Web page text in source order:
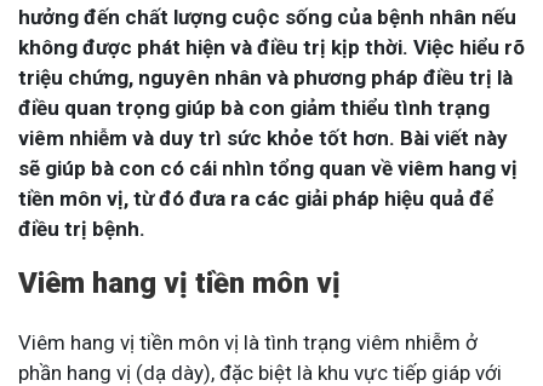
hưởng đến chất lượng cuộc sống của bệnh nhân nếu
không được phát hiện và điều trị kịp thời. Việc hiểu rõ
triệu chứng, nguyên nhân và phương pháp điều trị là
điều quan trọng giúp bà con giảm thiểu tình trạng
viêm nhiễm và duy trì sức khỏe tốt hơn. Bài viết này
sẽ giúp bà con có cái nhìn tổng quan về viêm hang vị
tiền môn vị, từ đó đưa ra các giải pháp hiệu quả để
điều trị bệnh.
Viêm hang vị tiền môn vị
Viêm hang vị tiền môn vị là tình trạng viêm nhiễm ở
phần hang vị (dạ dày), đặc biệt là khu vực tiếp giáp với